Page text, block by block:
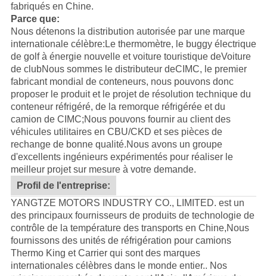
fabriqués en Chine.
Parce que:
Nous détenons la distribution autorisée par une marque
internationale célèbre:Le thermomètre, le buggy électrique
de golf à énergie nouvelle et voiture touristique deVoiture
de clubNous sommes le distributeur deCIMC, le premier
fabricant mondial de conteneurs, nous pouvons donc
proposer le produit et le projet de résolution technique du
conteneur réfrigéré, de la remorque réfrigérée et du
camion de CIMC;Nous pouvons fournir au client des
véhicules utilitaires en CBU/CKD et ses pièces de
rechange de bonne qualité.Nous avons un groupe
d'excellents ingénieurs expérimentés pour réaliser le
meilleur projet sur mesure à votre demande.
Profil de l'entreprise:
YANGTZE MOTORS INDUSTRY CO., LIMITED. est un
des principaux fournisseurs de produits de technologie de
contrôle de la température des transports en Chine,Nous
fournissons des unités de réfrigération pour camions
Thermo King et Carrier qui sont des marques
internationales célèbres dans le monde entier.. Nos